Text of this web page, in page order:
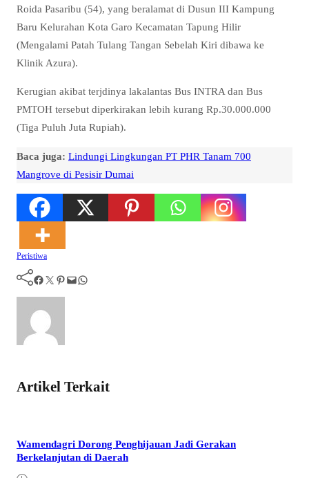
Roida Pasaribu (54), yang beralamat di Dusun III Kampung
Baru Kelurahan Kota Garo Kecamatan Tapung Hilir
(Mengalami Patah Tulang Tangan Sebelah Kiri dibawa ke
Klinik Azura).
Kerugian akibat terjdinya lakalantas Bus INTRA dan Bus
PMTOH tersebut diperkirakan lebih kurang Rp.30.000.000
(Tiga Puluh Juta Rupiah).
Baca juga: Lindungi Lingkungan PT PHR Tanam 700
Mangrove di Pesisir Dumai
Peristiwa
Facebook Twitter Pinterest Mail WhatsApp
Artikel Terkait
Wamendagri Dorong Penghijauan Jadi Gerakan
Berkelanjutan di Daerah